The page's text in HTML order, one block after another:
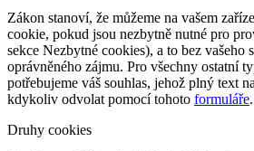
Zákon stanoví, že můžeme na vašem
cookie, pokud jsou nezbytně nutné pro
sekce Nezbytné cookies), a to bez vašeho
oprávněného zájmu. Pro všechny ostatní
potřebujeme váš souhlas, jehož plný text
kdykoliv odvolat pomocí tohoto formuláře.
Druhy cookies